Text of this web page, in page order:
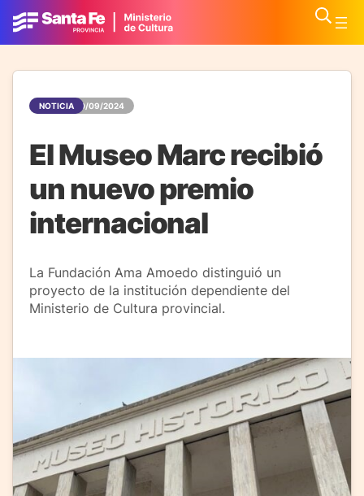
NOTICIA 30/09/2024
El Museo Marc recibió
un nuevo premio
internacional
La Fundación Ama Amoedo distinguió un
proyecto de la institución dependiente del
Ministerio de Cultura provincial.